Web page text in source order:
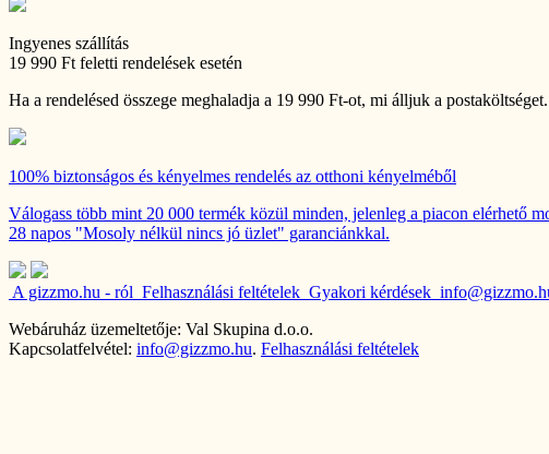
Ingyenes szállítás
19 990 Ft feletti rendelések esetén
Ha a rendelésed összege meghaladja a 19 990 Ft-ot, mi álljuk a
100% biztonságos és kényelmes rendelés az otthoni kényelméből
Válogass több mint 20 000 termék közül minden, jelenleg a piacon elérhető
28 napos "Mosoly nélkül nincs jó üzlet" garanciánkkal.
A gizzmo.hu - ról Felhasználási feltételek Gyakori kérdések
Webáruház üzemeltetője: Val Skupina d.o.o.
Kapcsolatfelvétel: info@gizzmo.hu. Felhasználási feltételek